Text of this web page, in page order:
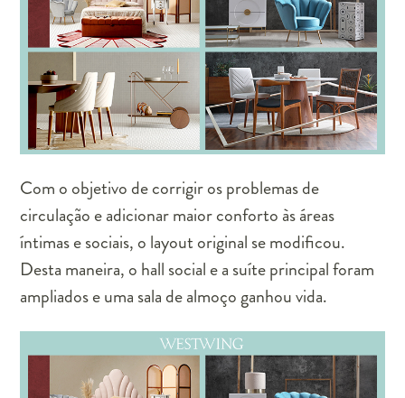
Com o objetivo de corrigir os problemas de
circulação e adicionar maior conforto às áreas
íntimas e sociais, o layout original se modificou.
Desta maneira, o hall social e a suíte principal foram
ampliados e uma sala de almoço ganhou vida.